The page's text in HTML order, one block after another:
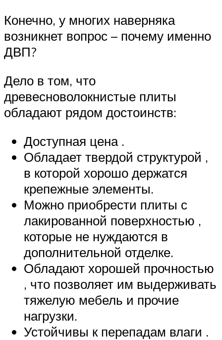
Конечно, у многих наверняка
возникнет вопрос – почему именно
ДВП?
Дело в том, что
древесноволокнистые плиты
обладают рядом достоинств:
Доступная цена .
Обладает твердой структурой ,
в которой хорошо держатся
крепежные элементы.
Можно приобрести плиты с
лакированной поверхностью ,
которые не нуждаются в
дополнительной отделке.
Обладают хорошей прочностью
, что позволяет им выдерживать
тяжелую мебель и прочие
нагрузки.
Устойчивы к перепадам влаги .